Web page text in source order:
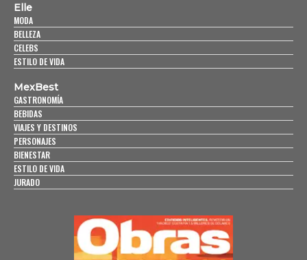
Elle
MODA
BELLEZA
CELEBS
ESTILO DE VIDA
MexBest
GASTRONOMÍA
BEBIDAS
VIAJES Y DESTINOS
PERSONAJES
BIENESTAR
ESTILO DE VIDA
JURADO